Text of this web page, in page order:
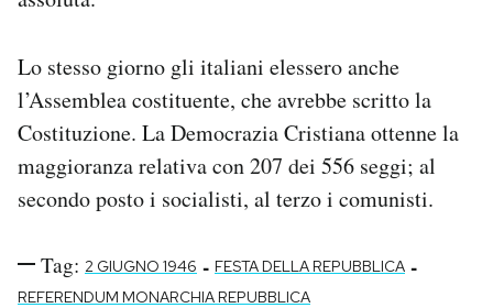
Lo stesso giorno gli italiani elessero anche
l’Assemblea costituente, che avrebbe scritto la
Costituzione. La Democrazia Cristiana ottenne la
maggioranza relativa con 207 dei 556 seggi; al
secondo posto i socialisti, al terzo i comunisti.
Tag: 2 GIUGNO 1946 - FESTA DELLA REPUBBLICA -
REFERENDUM MONARCHIA REPUBBLICA